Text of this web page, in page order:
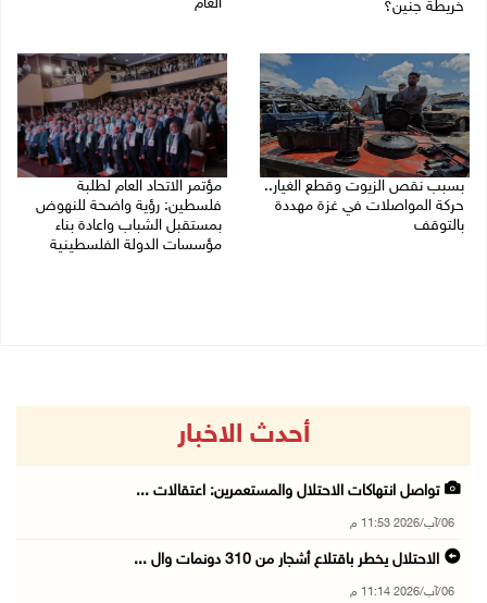
خريطة جنين؟
العام
بسبب نقص الزيوت وقطع الغيار..
حركة المواصلات في غزة مهددة
بالتوقف
مؤتمر الاتحاد العام لطلبة
فلسطين: رؤية واضحة للنهوض
بمستقبل الشباب واعادة بناء
مؤسسات الدولة الفلسطينية
أحدث الاخبار
تواصل انتهاكات الاحتلال والمستعمرين: اعتقالات ...
06/آب/2026 11:53 م
الاحتلال يخطر باقتلاع أشجار من 310 دونمات وال ...
06/آب/2026 11:14 م